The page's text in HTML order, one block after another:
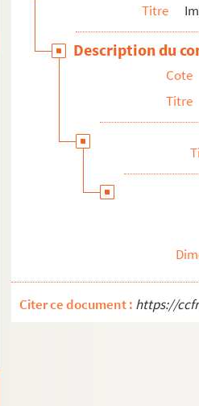
romaine
romaine
romaine
romaine
romaine
romaine
romaine
romaine
romaine
romaine
romaine
romaine
romaine
romaine
Titre
Description du
Cote
Titre
Citer ce document : https://